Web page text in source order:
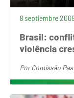
8 septiembre
Brasil:
violência
PorComissão